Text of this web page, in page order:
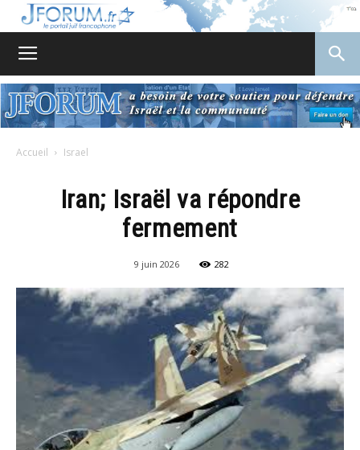
Accueil Israel
Iran; Israël va répondre
fermement
9 juin 2026 282